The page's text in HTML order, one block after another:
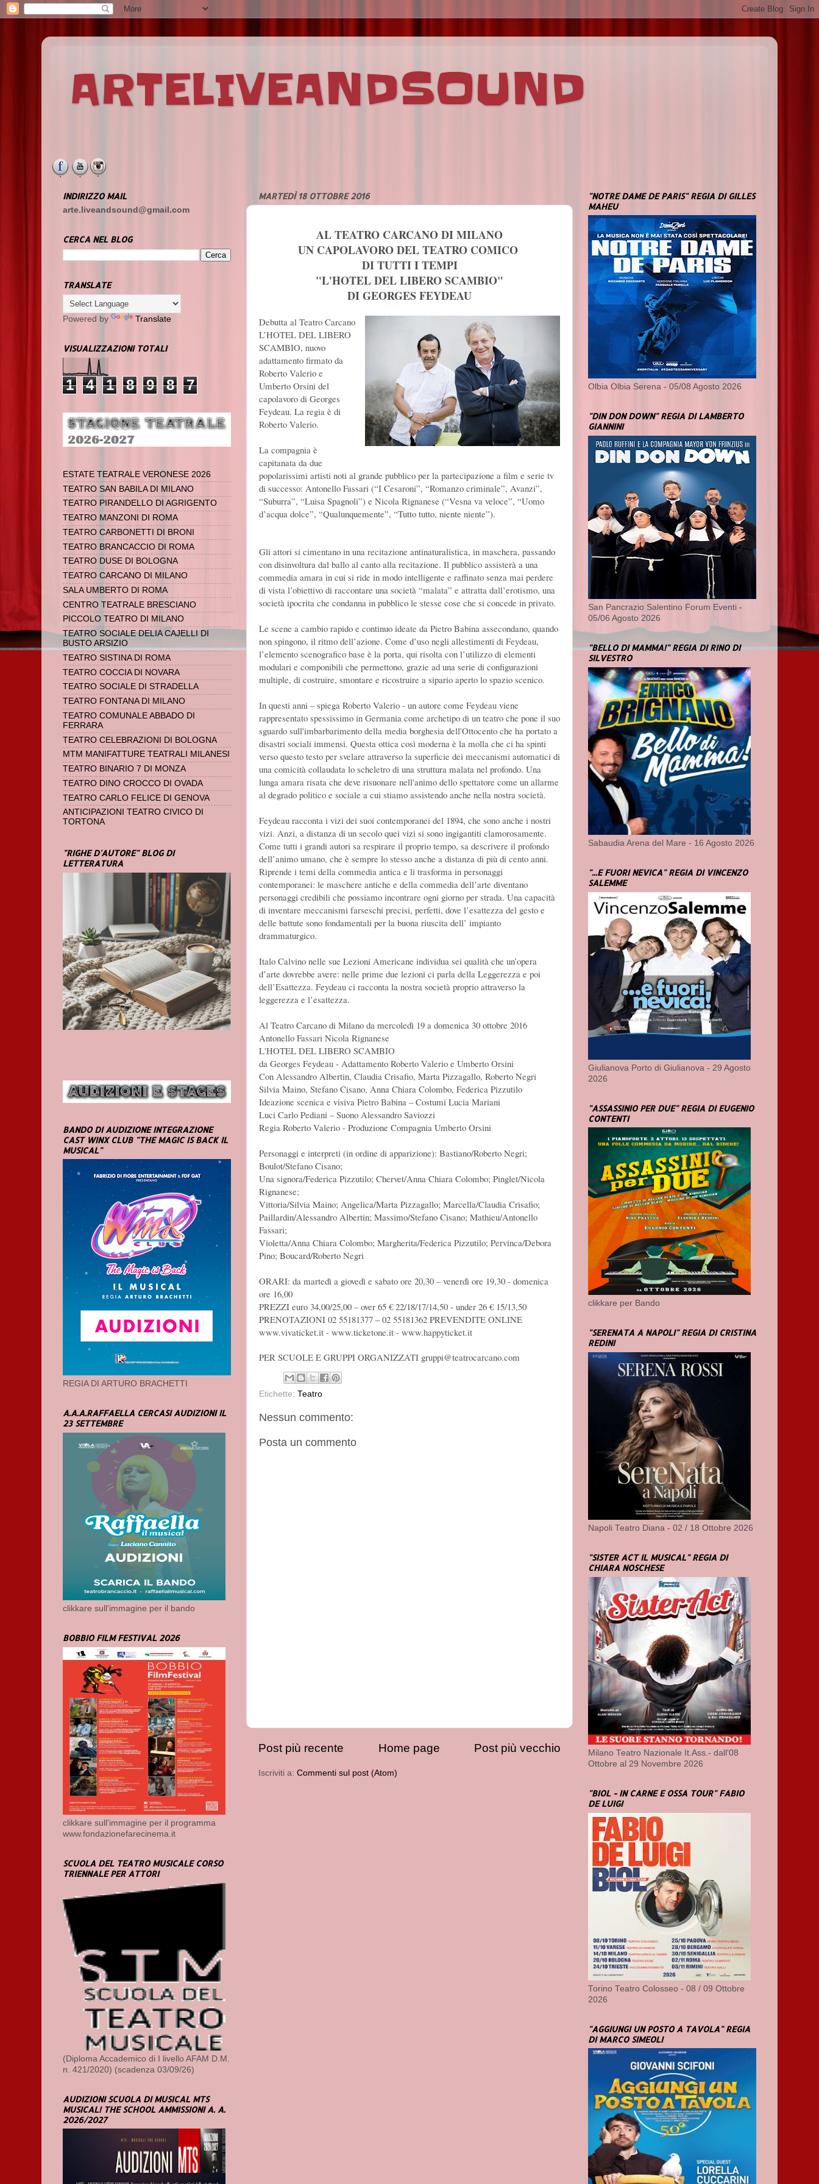
ARTELIVEANDSOUND
MARTEDÌ 18 OTTOBRE 2016
AL TEATRO CARCANO DI MILANO
UN CAPOLAVORO DEL TEATRO COMICO
DI TUTTI I TEMPI
"L'HOTEL DEL LIBERO SCAMBIO"
DI GEORGES FEYDEAU
Debutta al Teatro Carcano
L’HOTEL DEL LIBERO
SCAMBIO, nuovo
adattamento firmato da
Roberto Valerio e
Umberto Orsini del
capolavoro di Georges
Feydeau. La regia è di
Roberto Valerio.
La compagnia è
capitanata da due
popolarissimi artisti noti al grande pubblico per la partecipazione a film e serie tv
di successo: Antonello Fassari (“I Cesaroni”, “Romanzo criminale”, Avanzi”,
“Suburra”, “Luisa Spagnoli”) e Nicola Rignanese (“Vesna va veloce”, “Uomo
d’acqua dolce”, “Qualunquemente”, “Tutto tutto, niente niente”).
Gli attori si cimentano in una recitazione antinaturalistica, in maschera, passando
con disinvoltura dal ballo al canto alla recitazione. Il pubblico assisterà a una
commedia amara in cui si ride in modo intelligente e raffinato senza mai perdere
di vista l’obiettivo di raccontare una società “malata” e attratta dall’erotismo, una
società ipocrita che condanna in pubblico le stesse cose che si concede in privato.
Le scene a cambio rapido e continuo ideate da Pietro Babina assecondano, quando
non spingono, il ritmo dell’azione. Come d’uso negli allestimenti di Feydeau,
l’elemento scenografico base è la porta, qui risolta con l’utilizzo di elementi
modulari e componibili che permettono, grazie ad una serie di configurazioni
multiple, di costruire, smontare e ricostruire a sipario aperto lo spazio scenico.
In questi anni – spiega Roberto Valerio - un autore come Feydeau viene
rappresentato spessissimo in Germania come archetipo di un teatro che pone il suo
sguardo sull'imbarbarimento della media borghesia dell'Ottocento che ha portato a
disastri sociali immensi. Questa ottica così moderna è la molla che ci ha spinti
verso questo testo per svelare attraverso la superficie dei meccanismi automatici di
una comicità collaudata lo scheletro di una struttura malata nel profondo. Una
lunga amara risata che deve risuonare nell'animo dello spettatore come un allarme
al degrado politico e sociale a cui stiamo assistendo anche nella nostra società.
Feydeau racconta i vizi dei suoi contemporanei del 1894, che sono anche i nostri
vizi. Anzi, a distanza di un secolo quei vizi si sono ingigantiti clamorosamente.
Come tutti i grandi autori sa respirare il proprio tempo, sa descrivere il profondo
dell’animo umano, che è sempre lo stesso anche a distanza di più di cento anni.
Riprende i temi della commedia antica e li trasforma in personaggi
contemporanei: le maschere antiche e della commedia dell’arte diventano
personaggi credibili che possiamo incontrare ogni giorno per strada. Una capacità
di inventare meccanismi farseschi precisi, perfetti, dove l’esattezza del gesto e
delle battute sono fondamentali per la buona riuscita dell’ impianto
drammaturgico.
Italo Calvino nelle sue Lezioni Americane individua sei qualità che un’opera
d’arte dovrebbe avere: nelle prime due lezioni ci parla della Leggerezza e poi
dell’Esattezza. Feydeau ci racconta la nostra società proprio attraverso la
leggerezza e l’esattezza.
Al Teatro Carcano di Milano da mercoledì 19 a domenica 30 ottobre 2016
Antonello Fassari Nicola Rignanese
L'HOTEL DEL LIBERO SCAMBIO
da Georges Feydeau - Adattamento Roberto Valerio e Umberto Orsini
Con Alessandro Albertin, Claudia Crisafio, Marta Pizzagallo, Roberto Negri
Silvia Maino, Stefano Cisano, Anna Chiara Colombo, Federica Pizzutilo
Ideazione scenica e visiva Pietro Babina – Costumi Lucia Mariani
Luci Carlo Pediani – Suono Alessandro Saviozzi
Regia Roberto Valerio - Produzione Compagnia Umberto Orsini
Personaggi e interpreti (in ordine di apparizione): Bastiano/Roberto Negri;
Boulot/Stefano Cisano;
Una signora/Federica Pizzutilo; Chervet/Anna Chiara Colombo; Pinglet/Nicola
Rignanese;
Vittoria/Silvia Maino; Angelica/Marta Pizzagallo; Marcella/Claudia Crisafio;
Paillardin/Alessandro Albertin; Massimo/Stefano Cisano; Mathieu/Antonello
Fassari;
Violetta/Anna Chiara Colombo; Margherita/Federica Pizzutilo; Pervinca/Debora
Pino; Boucard/Roberto Negri
ORARI: da martedì a giovedì e sabato ore 20,30 – venerdì ore 19,30 - domenica
ore 16,00
PREZZI euro 34,00/25,00 – over 65 € 22/18/17/14,50 - under 26 € 15/13,50
PRENOTAZIONI 02 55181377 – 02 55181362 PREVENDITE ONLINE
www.vivaticket.it - www.ticketone.it - www.happyticket.it
PER SCUOLE E GRUPPI ORGANIZZATI gruppi@teatrocarcano.com
Etichette: Teatro
Nessun commento:
Posta un commento
Post più recente Post più vecchio
Home page
Iscriviti a: Commenti sul post (Atom)
INDIRIZZO MAIL
arte.liveandsound@gmail.com
CERCA NEL BLOG
TRANSLATE
Powered by Translate
VISUALIZZAZIONI TOTALI
1 4 1 8 9 8 7
ESTATE TEATRALE VERONESE 2026
TEATRO SAN BABILA DI MILANO
TEATRO PIRANDELLO DI AGRIGENTO
TEATRO MANZONI DI ROMA
TEATRO CARBONETTI DI BRONI
TEATRO BRANCACCIO DI ROMA
TEATRO DUSE DI BOLOGNA
TEATRO CARCANO DI MILANO
SALA UMBERTO DI ROMA
CENTRO TEATRALE BRESCIANO
PICCOLO TEATRO DI MILANO
TEATRO SOCIALE DELIA CAJELLI DI
BUSTO ARSIZIO
TEATRO SISTINA DI ROMA
TEATRO COCCIA DI NOVARA
TEATRO SOCIALE DI STRADELLA
TEATRO FONTANA DI MILANO
TEATRO COMUNALE ABBADO DI
FERRARA
TEATRO CELEBRAZIONI DI BOLOGNA
MTM MANIFATTURE TEATRALI MILANESI
TEATRO BINARIO 7 DI MONZA
TEATRO DINO CROCCO DI OVADA
TEATRO CARLO FELICE DI GENOVA
ANTICIPAZIONI TEATRO CIVICO DI
TORTONA
"RIGHE D'AUTORE" BLOG DI
LETTERATURA
BANDO DI AUDIZIONE INTEGRAZIONE
CAST WINX CLUB "THE MAGIC IS BACK IL
MUSICAL"
REGIA DI ARTURO BRACHETTI
A.A.A.RAFFAELLA CERCASI AUDIZIONI IL
23 SETTEMBRE
clikkare sull'immagine per il bando
BOBBIO FILM FESTIVAL 2026
clikkare sull'immagine per il programma
www.fondazionefarecinema.it
SCUOLA DEL TEATRO MUSICALE CORSO
TRIENNALE PER ATTORI
(Diploma Accademico di I livello AFAM D.M.
n. 421/2020) (scadenza 03/09/26)
AUDIZIONI SCUOLA DI MUSICAL MTS
MUSICAL! THE SCHOOL AMMISSIONI A. A.
2026/2027
"NOTRE DAME DE PARIS" REGIA DI GILLES
MAHEU
Olbia Olbia Serena - 05/08 Agosto 2026
"DIN DON DOWN" REGIA DI LAMBERTO
GIANNINI
San Pancrazio Salentino Forum Eventi -
05/06 Agosto 2026
"BELLO DI MAMMA!" REGIA DI RINO DI
SILVESTRO
Sabaudia Arena del Mare - 16 Agosto 2026
"...E FUORI NEVICA" REGIA DI VINCENZO
SALEMME
Giulianova Porto di Giulianova - 29 Agosto
2026
"ASSASSINIO PER DUE" REGIA DI EUGENIO
CONTENTI
clikkare per Bando
"SERENATA A NAPOLI" REGIA DI CRISTINA
REDINI
Napoli Teatro Diana - 02 / 18 Ottobre 2026
"SISTER ACT IL MUSICAL" REGIA DI
CHIARA NOSCHESE
Milano Teatro Nazionale It.Ass.- dall'08
Ottobre al 29 Novembre 2026
"BIOL - IN CARNE E OSSA TOUR" FABIO
DE LUIGI
Torino Teatro Colosseo - 08 / 09 Ottobre
2026
"AGGIUNGI UN POSTO A TAVOLA" REGIA
DI MARCO SIMEOLI